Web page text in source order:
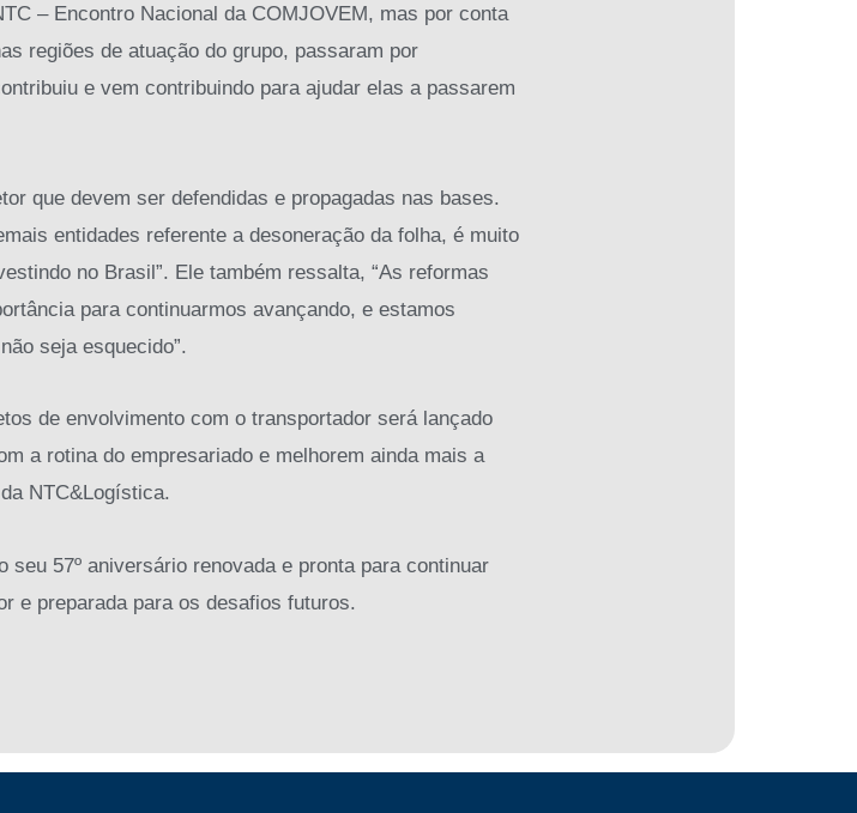
– Encontro Nacional da COMJOVEM, mas por conta
regiões de atuação do grupo, passaram por
e vem contribuindo para ajudar elas a passarem
que devem ser defendidas e propagadas nas bases.
entidades referente a desoneração da folha, é muito
no Brasil”. Ele também ressalta, “As reformas
para continuarmos avançando, e estamos
seja esquecido”.
de envolvimento com o transportador será lançado
a rotina do empresariado e melhorem ainda mais a
NTC&Logística.
57º aniversário renovada e pronta para continuar
e preparada para os desafios futuros.